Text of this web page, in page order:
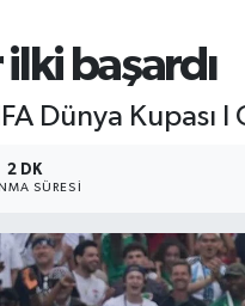
başardı
Dünya Kupası
2 DK
SÜRESI